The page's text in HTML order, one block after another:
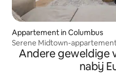
Appartement in Columbus
Serene Midtown-
Andere geweldige
nabij